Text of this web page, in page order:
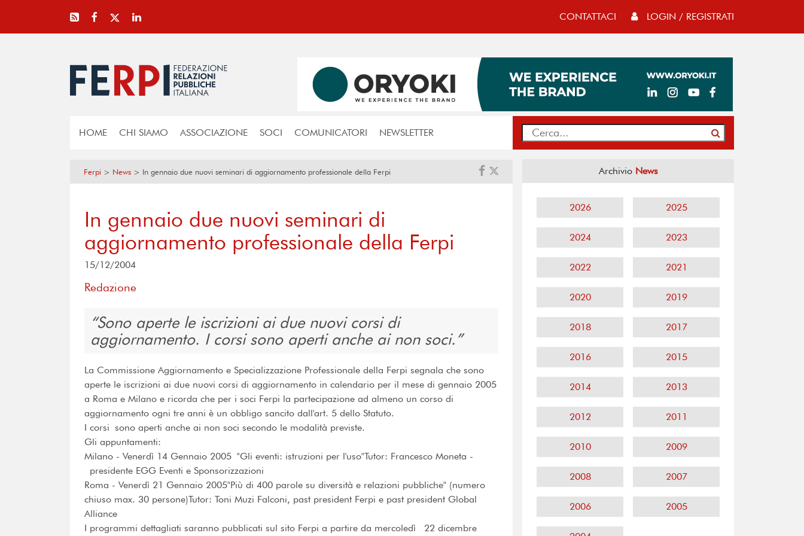
CONTATTACI LOGIN / REGISTRATI
HOME CHI SIAMO ASSOCIAZIONE SOCI COMUNICATORI NEWSLETTER
Ferpi > News > In gennaio due nuovi seminari di aggiornamento professionale della Ferpi
In gennaio due nuovi seminari di
aggiornamento professionale della Ferpi
15/12/2004
Redazione
Sono aperte le iscrizioni ai due nuovi corsi di
aggiornamento. I corsi sono aperti anche ai non soci.
La Commissione Aggiornamento e Specializzazione Professionale della Ferpi segnala che sono
aperte le iscrizioni ai due nuovi corsi di aggiornamento in calendario per il mese di gennaio 2005
a Roma e Milano e ricorda che per i soci Ferpi la partecipazione ad almeno un corso di
aggiornamento ogni tre anni è un obbligo sancito dall'art. 5 dello Statuto.
I corsi sono aperti anche ai non soci secondo le modalità previste.
Gli appuntamenti:
Milano - Venerdì 14 Gennaio 2005 "Gli eventi: istruzioni per l'uso"Tutor: Francesco Moneta -
presidente EGG Eventi e Sponsorizzazioni
Roma - Venerdì 21 Gennaio 2005"Più di 400 parole su diversità e relazioni pubbliche" (numero
chiuso max. 30 persone)Tutor: Toni Muzi Falconi, past president Ferpi e past president Global
Alliance
I programmi dettagliati saranno pubblicati sul sito Ferpi a partire da mercoledì 22 dicembre
Archivio News
2026 2025
2024 2023
2022 2021
2020 2019
2018 2017
2016 2015
2014 2013
2012 2011
2010 2009
2008 2007
2006 2005